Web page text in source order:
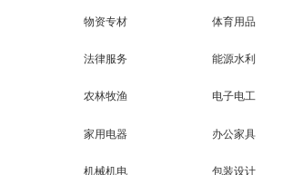
物资专材 体育用品
法律服务 能源水利
农林牧渔 电子电工
家用电器 办公家具
机械机电 包装设计